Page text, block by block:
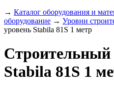
→ Каталог оборудования и
оборудование → Уровни
уровень Stabila 81S 1 метр
Строительный
Stabila 81S 1